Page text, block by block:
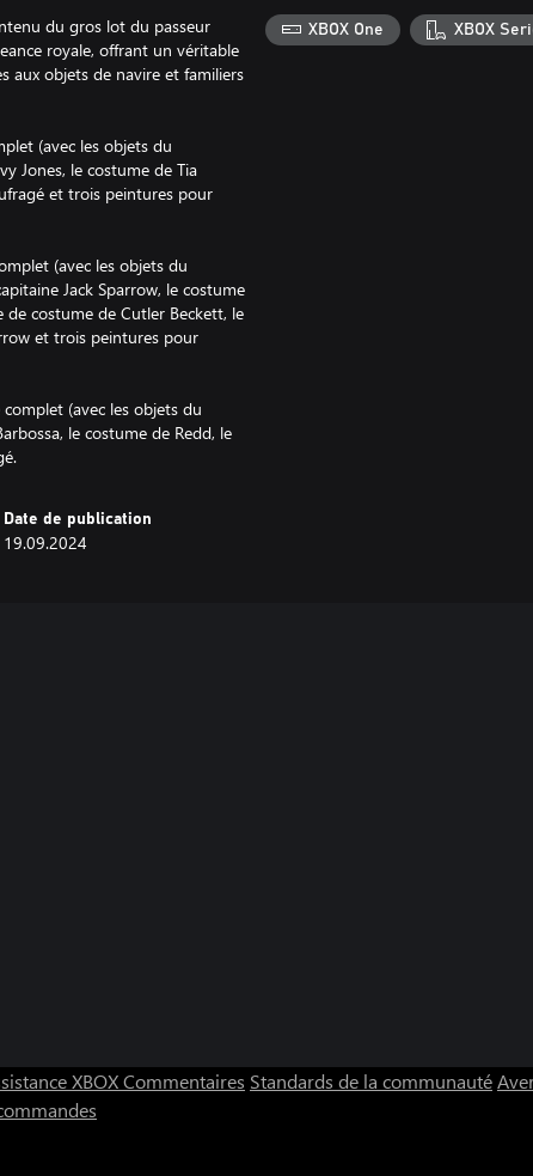
du gros lot du passeur
royale, offrant un véritable
aux objets de navire et familiers
(avec les objets du
Jones, le costume de Tia
et trois peintures pour
(avec les objets du
Jack Sparrow, le costume
de costume de Cutler Beckett, le
et trois peintures pour
(avec les objets du
le costume de Redd, le
Date de publication
19.09.2024
XBOX One XBOX
XBOXCommentaires Standards de la communauté